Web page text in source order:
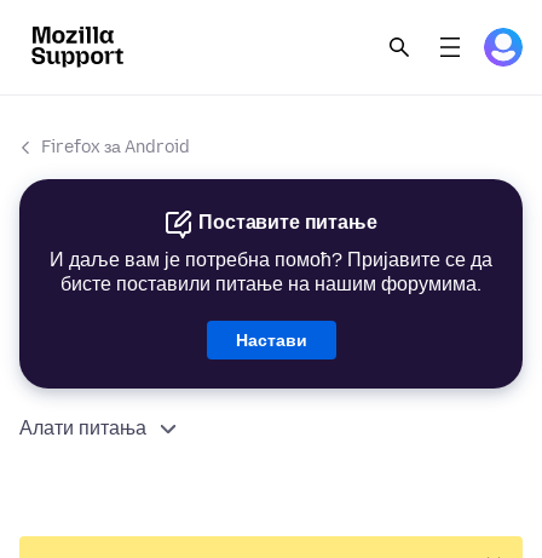
Firefox за Android
Поставите питање
И даље вам је потребна помоћ? Пријавите се да
бисте поставили питање на нашим форумима.
Настави
Алати питања